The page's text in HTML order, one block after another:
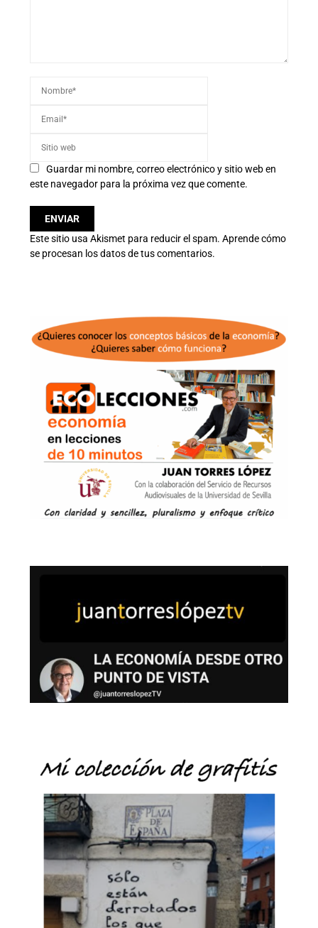
Guardar mi nombre, correo electrónico y sitio web en
este navegador para la próxima vez que comente.
Este sitio usa Akismet para reducir el spam. Aprende cómo
se procesan los datos de tus comentarios.